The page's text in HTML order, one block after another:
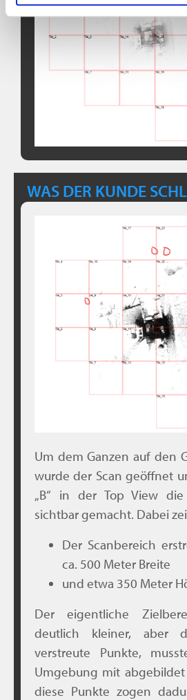
WAS DER KUNDE
Um dem Ganzen auf den
wurde der Scan geöffnet
„B“ in der Top View die
sichtbar gemacht. Dabei
Der Scanbereich
ca. 500 Meter Breite
und etwa 350 Meter
Der eigentliche
deutlich kleiner, aber
verstreute Punkte,
Umgebung mit
diese Punkte zogen